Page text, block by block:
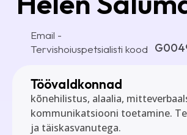
Email -
Tervishoiuspetsialisti kood
Töövaldkonnad
kõnehilistus, alaalia,
kommunikatsiooni toetamine.
ja täiskasvanutega.